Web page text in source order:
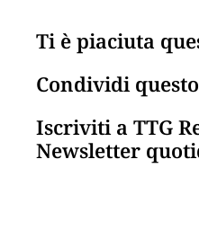
Ti è piaciuta
Condividi
Iscriviti a TTG
Newsletter